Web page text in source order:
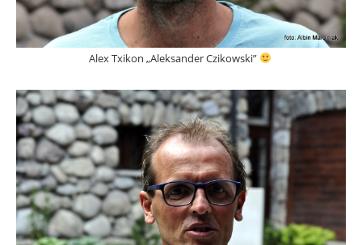
Alex Txikon „Aleksander Czikowski”